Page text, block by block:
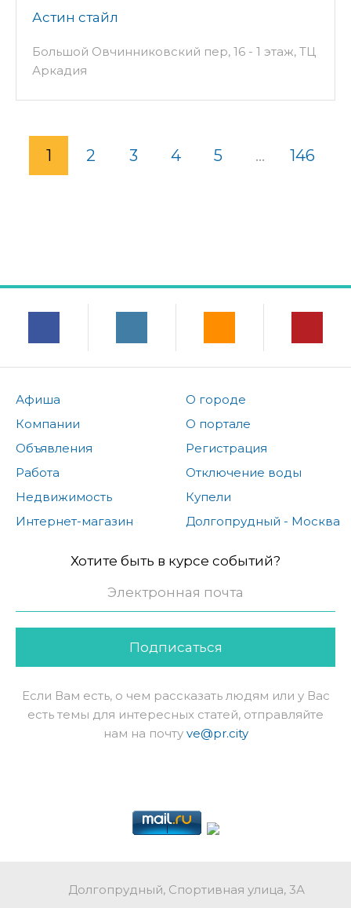
Астин стайл
Большой Овчинниковский пер, 16 - 1 этаж, ТЦ
Аркадия
1 2 3 4 5 ... 146
Афиша
Компании
Объявления
Работа
Недвижимость
Интернет-магазин
О городе
О портале
Регистрация
Отключение воды
Купели
Долгопрудный - Москва
Хотите быть в курсе событий?
Подписаться
Если Вам есть, о чем рассказать людям или у Вас
есть темы для интересных статей, отправляйте
нам на почту ve@pr.city
Долгопрудный, Спортивная улица, 3А